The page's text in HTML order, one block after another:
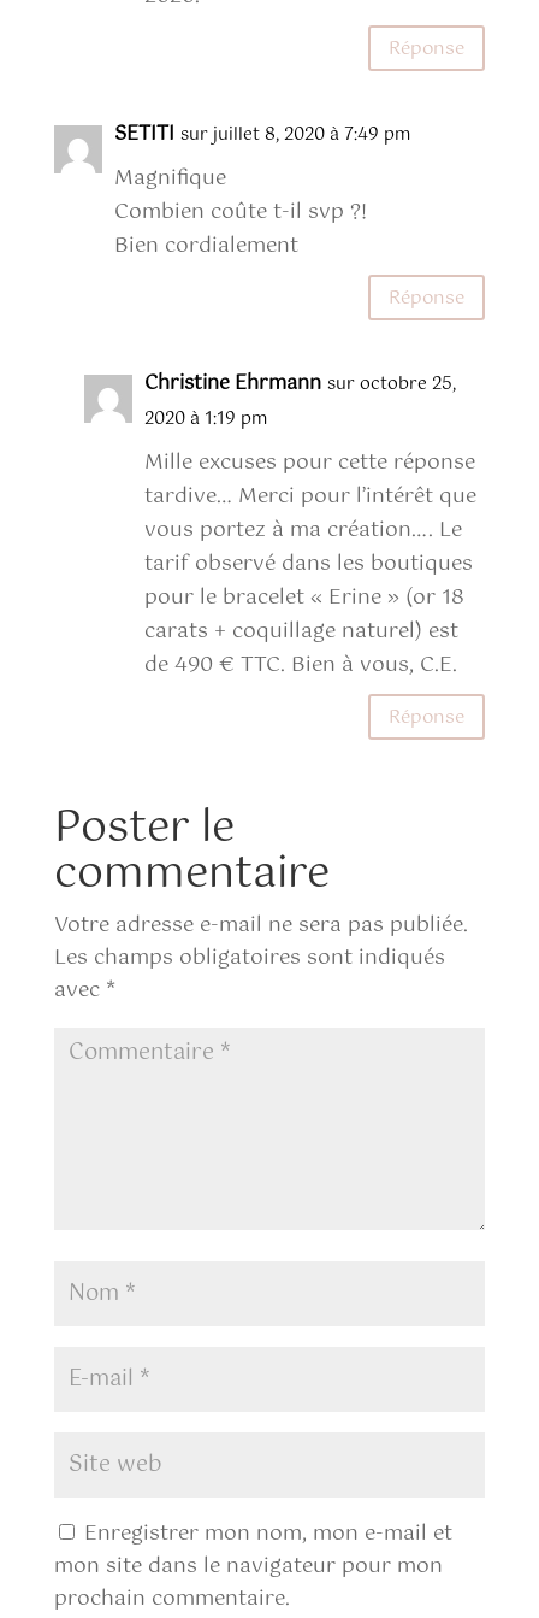
Réponse
SETITI sur juillet 8, 2020 à 7:49 pm
Magnifique
Combien coûte t-il svp ?!
Bien cordialement
Réponse
Christine Ehrmann sur octobre 25,
2020 à 1:19 pm
Mille excuses pour cette réponse
tardive… Merci pour l’intérêt que
vous portez à ma création…. Le
tarif observé dans les boutiques
pour le bracelet « Erine » (or 18
carats + coquillage naturel) est
de 490 € TTC. Bien à vous, C.E.
Réponse
Poster le
commentaire
Votre adresse e-mail ne sera pas publiée.
Les champs obligatoires sont indiqués
avec *
Enregistrer mon nom, mon e-mail et
mon site dans le navigateur pour mon
prochain commentaire.